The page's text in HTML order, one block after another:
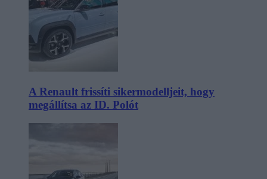
A Renault frissíti sikermodelljeit, hogy
megállítsa az ID. Polót